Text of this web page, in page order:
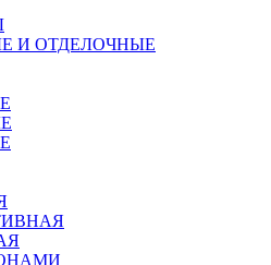
И ОТДЕЛОЧНЫЕ